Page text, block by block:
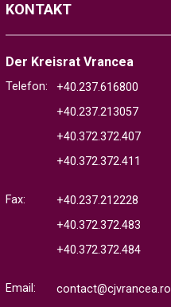
KONTAKT
Der Kreisrat Vrancea
Telefon:
+40.237.616800
+40.237.213057
+40.372.372.407
+40.372.372.411
Fax:
+40.237.212228
+40.372.372.483
+40.372.372.484
Email: contact@cjvrancea.ro